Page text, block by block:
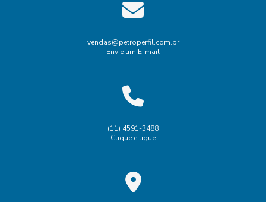
vendas@petroperfil.com.br
Envie um E-mail
(11) 4591-3488
Clique e ligue